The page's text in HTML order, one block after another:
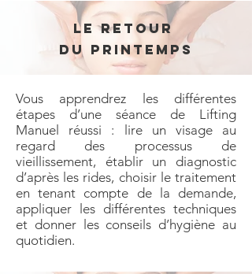
Le retour
du printemps
Vous apprendrez les différentes
étapes d’une séance de Lifting
Manuel réussi : lire un visage au
regard des processus de
vieillissement, établir un diagnostic
d’après les rides, choisir le traitement
en tenant compte de la demande,
appliquer les différentes techniques
et donner les conseils d’hygiène au
quotidien.